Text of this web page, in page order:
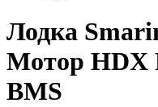
Лодка
Мотор HDX
BMS